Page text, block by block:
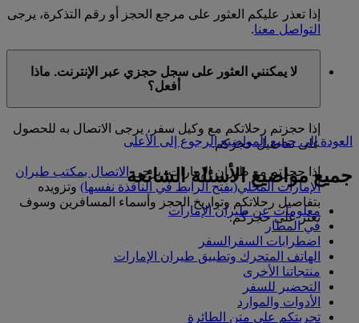
إذا تعذر عليكم العثور على مرجع الحجز أو رقم التذكرة، يرجى
التواصل معنا.
لا يمكنني العثور على سجل حجزي عبر الإنترنت. ماذا
أفعل؟
إذا حجزتم رحلاتكم مع وكيل سفر، يرجى الاتصال به للحصول
على تفاصيل حجزكم.
إذا حجزتم مع طيران الإمارات، يرجى الاتصال بمكتب طيران
الإمارات المحلي(يفتح الرابط في النافذة نفسها) وتزويده
بتفاصيل رحلاتكم وتواريخ الحجز وأسماء المسافرين وسوف
نعثر على حجزكم.
العودة إلى جميع المواضيع الرجوع إلى الأعلى
جميع مواضيع الأسئلة الشائعة
معلومات عن طيران الإمارات
في المطار
اضطرابات السفرالسفر
الهاتف المتحرك وتطبيق طيران الإمارات
منتجاتنا الأخرى
التحضير للسفر
الأدوات والموارد
تجربتكم على متن الطائرة